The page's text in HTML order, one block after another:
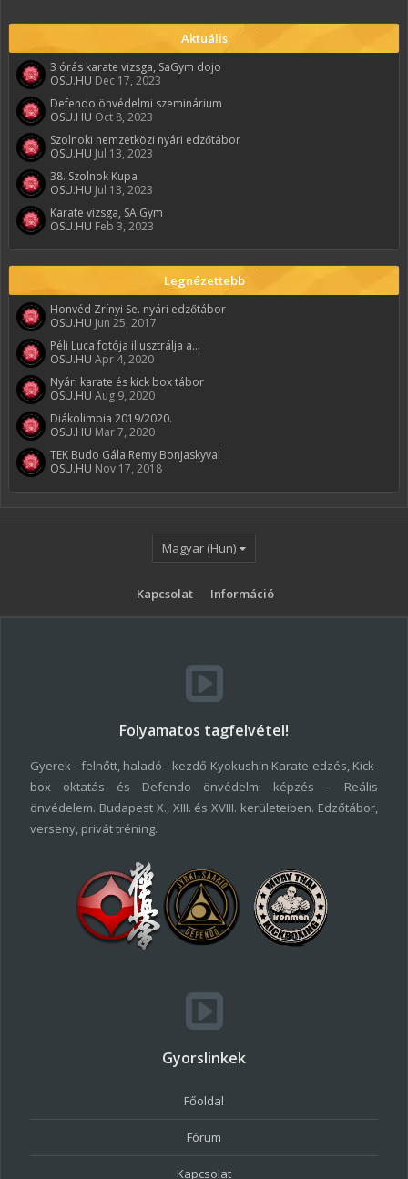
Aktuális
3 órás karate vizsga, SaGym dojo
OSU.HU Dec 17, 2023
Defendo önvédelmi szeminárium
OSU.HU Oct 8, 2023
Szolnoki nemzetközi nyári edzőtábor
OSU.HU Jul 13, 2023
38. Szolnok Kupa
OSU.HU Jul 13, 2023
Karate vizsga, SA Gym
OSU.HU Feb 3, 2023
Legnézettebb
Honvéd Zrínyi Se. nyári edzőtábor
OSU.HU Jun 25, 2017
Péli Luca fotója illusztrálja a...
OSU.HU Apr 4, 2020
Nyári karate és kick box tábor
OSU.HU Aug 9, 2020
Diákolimpia 2019/2020.
OSU.HU Mar 7, 2020
TEK Budo Gála Remy Bonjaskyval
OSU.HU Nov 17, 2018
Magyar (Hun)
Kapcsolat Információ
Folyamatos tagfelvétel!
Gyerek - felnőtt, haladó - kezdő Kyokushin Karate edzés, Kick-
box oktatás és Defendo önvédelmi képzés – Reális
önvédelem. Budapest X., XIII. és XVIII. kerületeiben. Edzőtábor,
verseny, privát tréning.
Gyorslinkek
Főoldal
Fórum
Kapcsolat